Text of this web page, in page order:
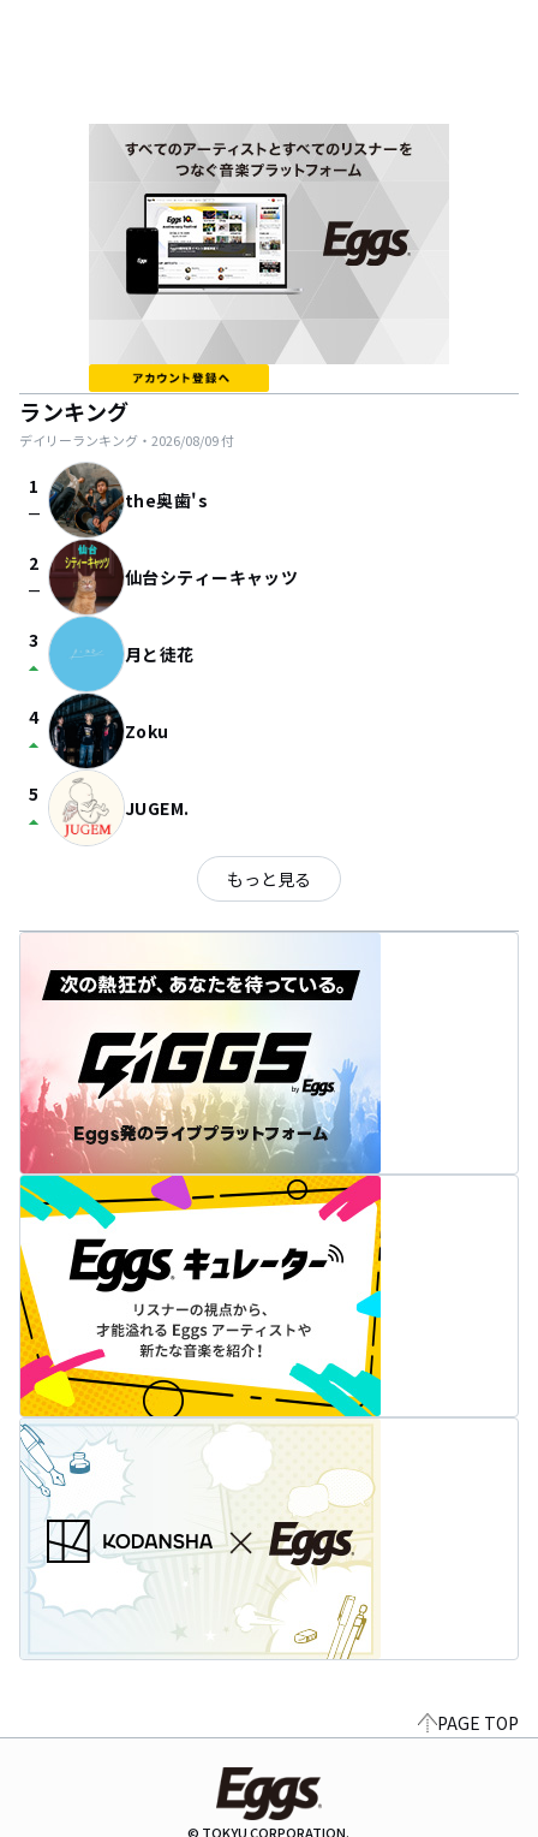
ランキング
デイリーランキング・ 2026/08/09付
1
check_indeterminate_small the奥歯's
2
check_indeterminate_small 仙台シティーキャッツ
3
arrow_drop_up 月と徒花
4
arrow_drop_up Zoku
5
arrow_drop_up JUGEM.
もっと見る
PAGE TOP
© TOKYU CORPORATION.